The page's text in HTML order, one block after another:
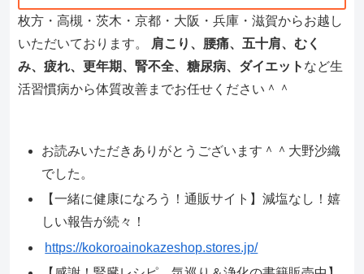
枚方・高槻・茨木・京都・大阪・兵庫・滋賀からお越し
いただいております。
肩こり、腰痛、五十肩、むく
み、疲れ、更年期、腎不全、糖尿病、ダイエット など生
活習慣病から体質改善までお任せください＾＾
お読みいただきありがとうございます＾＾大野沙織
でした。
【一緒に健康になろう！通販サイト】減塩なし！嬉
しい報告が続々！
https://kokoroainokazeshop.stores.jp/